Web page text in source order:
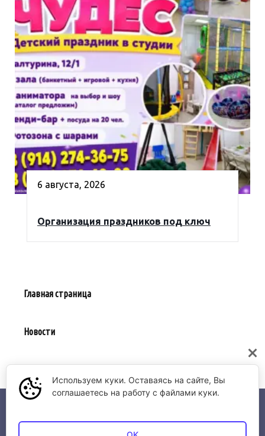
6 августа, 2026
Организация праздников под ключ
Главная страница
Новости
© 2026 Афиша Якутии | АО "ВЦ Якутавиа"
Используем куки. Оставаясь на сайте, Вы
соглашаетесь на работу с файлами куки.